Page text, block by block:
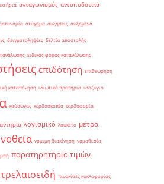
ανταγωνισμός ανταποδοτικά
ατύχημα αυξήσεις αυξημένα
δειγματοληψίες δελτίο αποστολής
ειδικός φόρος κατανάλωσης
επιδότηση επιθεώρηση
καταπόνηση ιδιωτικά πρατήρια ισοζύγιο
καύσωνας κερδοσκοπία κερδοφορία
λογισμικό λουκέτο μέτρα
νοθεία νομιμη διακίνηση νομοθεσία
παρατηρητήριο τιμών
πινακίδες κυκλοφορίας